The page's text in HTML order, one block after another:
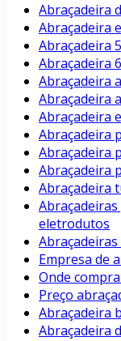
Abraçadeira
Abraçadeira
Abraçadeira
Abraçadeira
Abraçadeira
Abraçadeira
Abraçadeira
Abraçadeira
Abraçadeira
Abraçadeira
Abraçadeira
eletrodutos
Empresa de
Onde
Preço
Abraçadeira
Abraçadeira